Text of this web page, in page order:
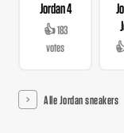
Jordan 4
👍 183
votes
Alle Jordan sneakers